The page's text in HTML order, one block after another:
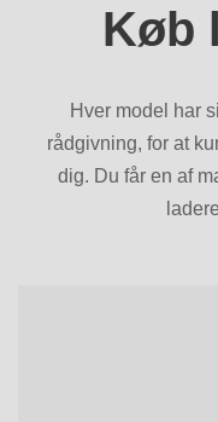
Køb
Hver model har
rådgivning, for at
dig. Du får en af